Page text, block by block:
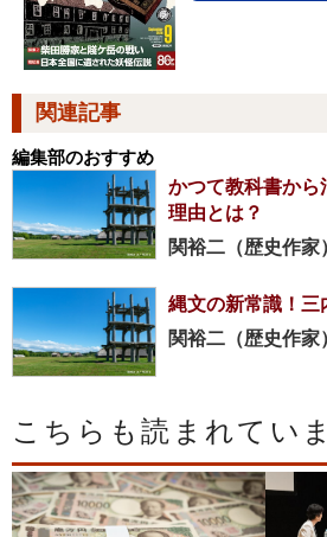
関連記事
編集部のおすすめ
かつて教科書から
理由とは？
関裕二（歴史作家
縄文の新常識！三
関裕二（歴史作家
こちらも読まれてい